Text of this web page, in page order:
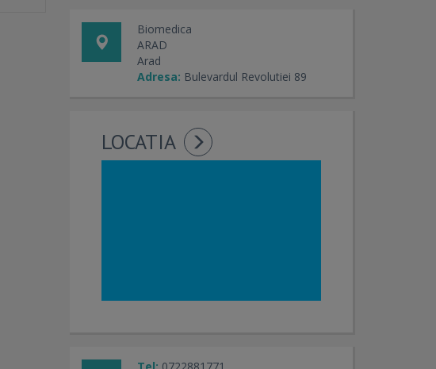
Biomedica
ARAD
Arad
Adresa: Bulevardul Revolutiei 89
LOCATIA